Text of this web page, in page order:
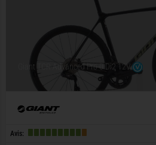
Giant TCR Advanced Pro 0 Di2 12V
Avis: